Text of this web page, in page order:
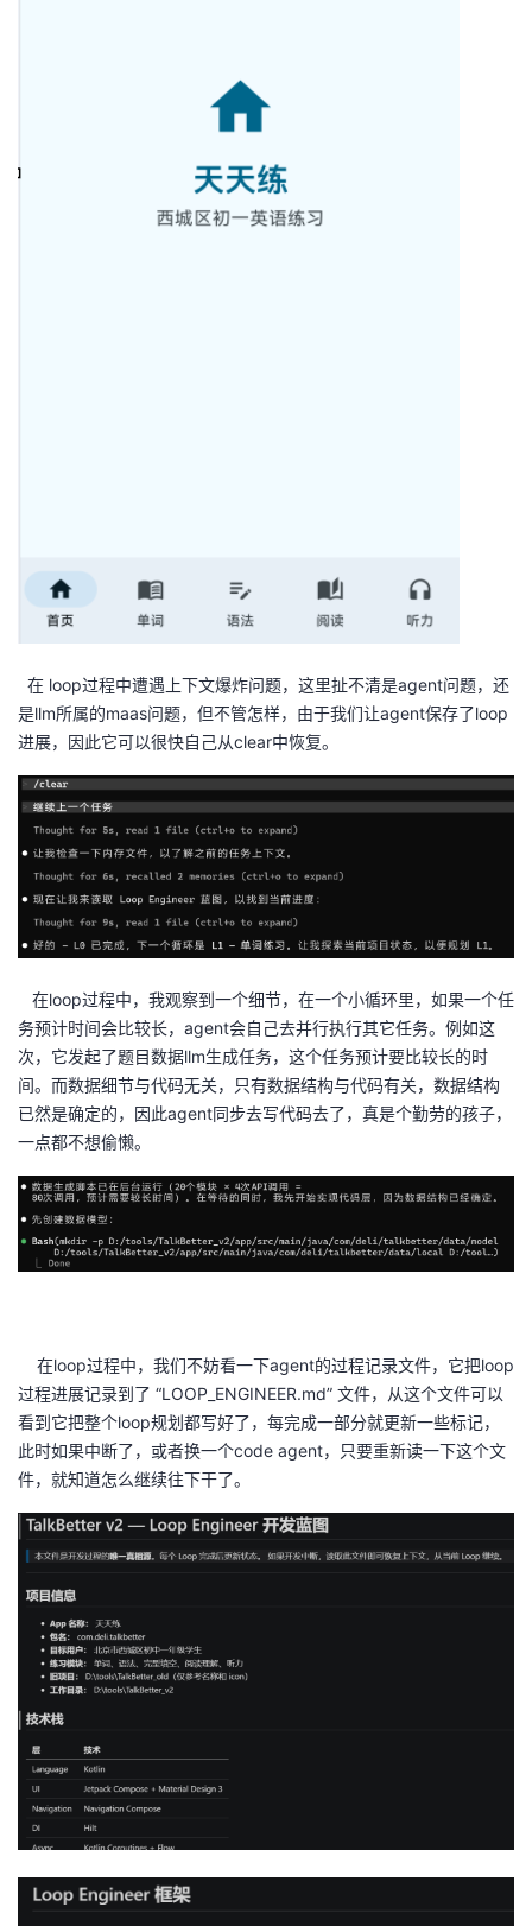
在 loop过程中遭遇上下文爆炸问题，这里扯不清是agent问题，还
是llm所属的maas问题，但不管怎样，由于我们让agent保存了loop
进展，因此它可以很快自己从clear中恢复。
在loop过程中，我观察到一个细节，在一个小循环里，如果一个任
务预计时间会比较长，agent会自己去并行执行其它任务。例如这
次，它发起了题目数据llm生成任务，这个任务预计要比较长的时
间。而数据细节与代码无关，只有数据结构与代码有关，数据结构
已然是确定的，因此agent同步去写代码去了，真是个勤劳的孩子，
一点都不想偷懒。
在loop过程中，我们不妨看一下agent的过程记录文件，它把loop
过程进展记录到了 “LOOP_ENGINEER.md” 文件，从这个文件可以
看到它把整个loop规划都写好了，每完成一部分就更新一些标记，
此时如果中断了，或者换一个code agent，只要重新读一下这个文
件，就知道怎么继续往下干了。